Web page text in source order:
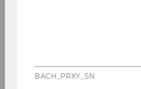
European Scientific Legal
WU LTC Spring Symposium
BACH_PRXY_SN